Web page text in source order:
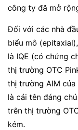
công ty đã mở
Đối với các nhà
biểu mô
là IQE (có chứng
thị trường OTC
thị trường AIM
là cái tên đáng
trên thị trường
kém.